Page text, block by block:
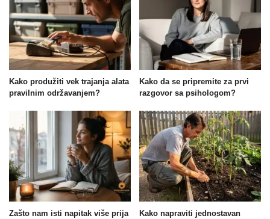
Kako produžiti vek trajanja alata
pravilnim održavanjem?
Kako da se pripremite za prvi
razgovor sa psihologom?
Zašto nam isti napitak više prija
Kako napraviti jednostavan